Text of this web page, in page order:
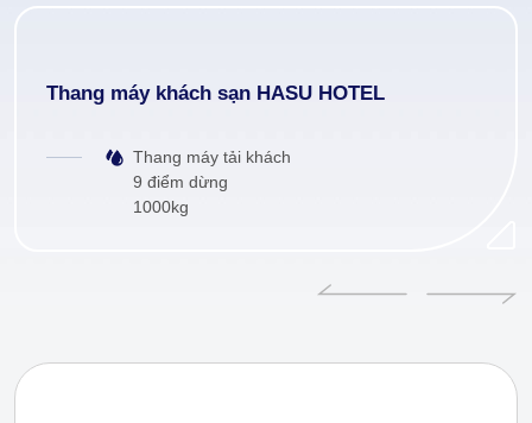
Thang máy khách sạn HASU HOTEL
Thang máy tải khách
9 điểm dừng
1000kg